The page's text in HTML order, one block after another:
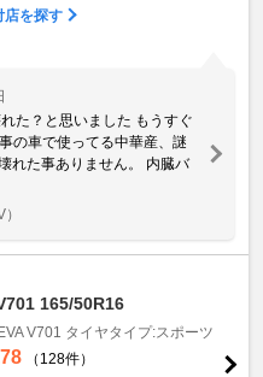
店を探す
た？と思いました もうすぐ
の車で使ってる中華産、謎
れた事ありません。 内臓バ
165/50R16
V701 タイヤタイプ:スポーツ
（128件）